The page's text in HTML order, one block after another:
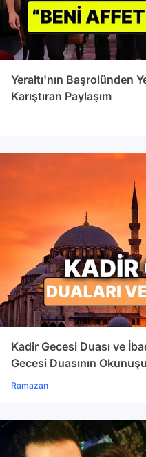
Yeraltı'nın Başrolünden
Karıştıran Paylaşım
Kadir Gecesi Duası ve
Gecesi Duasının
Ramazan